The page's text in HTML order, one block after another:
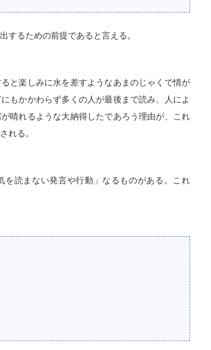
するための前提であると言える。
と楽しみに水を差すようなあまのじゃくで情が
もかかわらず多くの人が最後まで読み、人によ
晴れるような大納得したであろう理由が、これ
れる。
を読まない発言や行動」なるものがある。これ